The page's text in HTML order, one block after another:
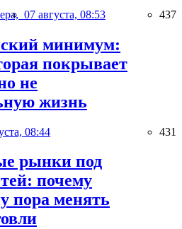
07 августа, 08:53 437
минимум:
покрывает
не
жизнь
08:44 431
рынки под
почему
пора менять